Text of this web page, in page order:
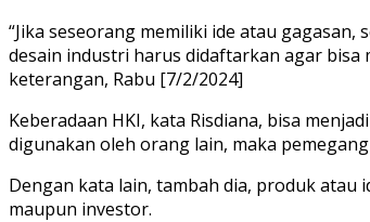
“Jika seseorang memiliki ide atau
desain industri harus didaftarkan agar bisa
keterangan, Rabu [7/2/2024]
Keberadaan HKI, kata Risdiana, bisa
digunakan oleh orang lain, maka
Dengan kata lain, tambah dia, produk atau
maupun investor.